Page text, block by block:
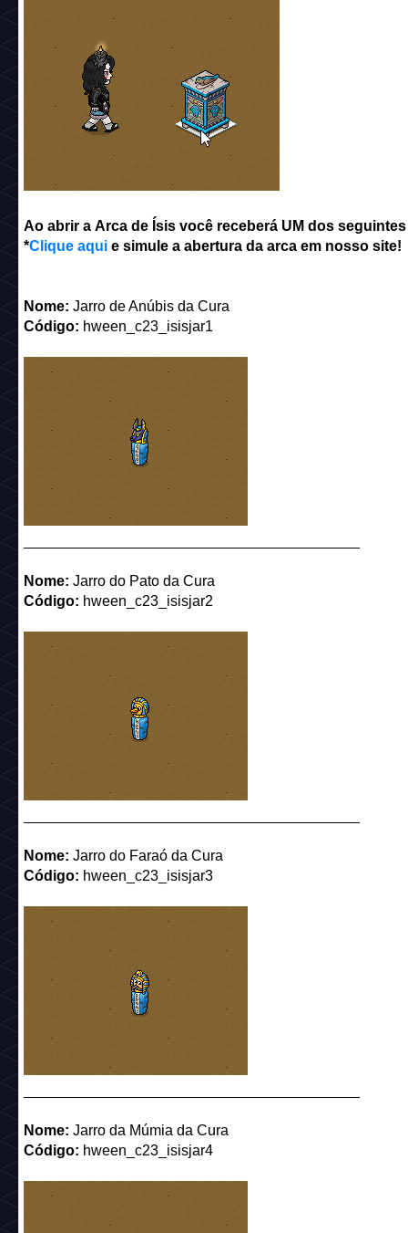
Ao abrir a Arca de Ísis você receberá UM dos
*Clique aquie simule a abertura da arca em nosso site!
Nome: Jarro de Anúbis da Cura
Código: hween_c23_isisjar1
Nome: Jarro do Pato da Cura
Código: hween_c23_isisjar2
Nome: Jarro do Faraó da Cura
Código: hween_c23_isisjar3
Nome: Jarro da Múmia da Cura
Código: hween_c23_isisjar4